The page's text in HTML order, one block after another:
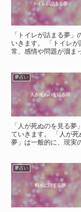
「トイレが詰まる夢
いきます。 「トイレ
常、感情や問題が溜ま
夢占い
「人が死ぬのを見る
ていきます。 「人が
夢」は一般的に、現実
夢占い